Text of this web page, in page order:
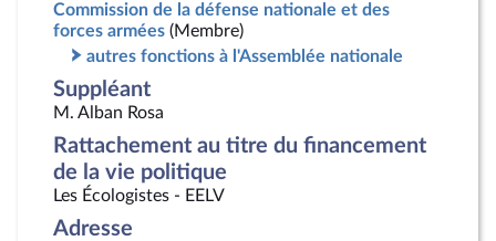
Commission de la défense nationale et des
forces armées (Membre)
autres fonctions à l'Assemblée nationale
Suppléant
M. Alban Rosa
Rattachement au titre du financement
de la vie politique
Les Écologistes - EELV
Adresse